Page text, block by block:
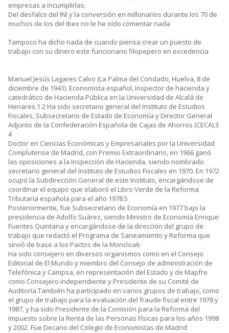
empresas a incumplirlas.
Del desfalco del INI y la conversión en millonarios durante los 70 de
muchos de los del ibex no le he oído comentar nada
Tampoco ha dicho nada de cuando piensa crear un puesto de
trabajo con su dinero este funcionario filopepero en excedencia
Manuel Jesús Lagares Calvo (La Palma del Condado, Huelva, 8 de
diciembre de 1941). Economista español, Inspector de hacienda y
catedrático de Hacienda Pública en la Universidad de Alcalá de
Henares.1 2 Ha sido secretario general del Instituto de Estudios
Fiscales, Subsecretario de Estado de Economía y Director General
Adjunto de la Confederación Española de Cajas de Ahorros (CECA).3
4
Doctor en Ciencias Económicas y Empresariales por la Universidad
Complutense de Madrid, con Premio Extraordinario, en 1966 ganó
las oposiciones a la Inspección de Hacienda, siendo nombrado
secretario general del Instituto de Estudios Fiscales en 1970. En 1972
ocupó la Subdirección General de este Instituto, encargándose de
coordinar el equipo que elaboró el Libro Verde de la Reforma
Tributaria española para el año 1978.5
Posteriormente, fue Subsecretario de Economía en 1977 bajo la
presidencia de Adolfo Suárez, siendo Ministro de Economía Enrique
Fuentes Quintana y encargándose de la dirección del grupo de
trabajo que redactó el Programa de Saneamiento y Reforma que
sirvió de base a los Pactos de la Moncloa6
Ha sido consejero en diversos organismos como en el Consejo
Editorial de El Mundo y miembro del Consejo de administración de
Telefónica y Campsa, en representación del Estado y de Mapfre
como Consejero independiente y Presidente de su Comité de
Auditoría.También ha participado en varios grupos de trabajo, como
el grupo de trabajo para la evaluación del fraude fiscal entre 1978 y
1987, y ha sido Presidente de la Comisión para la Reforma del
Impuesto sobre la Renta de las Personas Físicas para los años 1998
y 2002. Fue Decano del Colegio de Economistas de Madrid